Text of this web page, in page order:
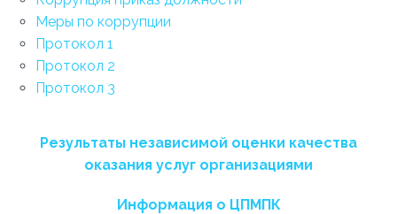
Меры по коррупции
Протокол 1
Протокол 2
Протокол 3
Результаты независимой оценки качества
оказания услуг организациями
Информация о ЦПМПК